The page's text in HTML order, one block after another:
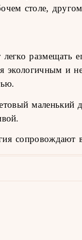
столе,
размещать
и
маленький
сопровождают